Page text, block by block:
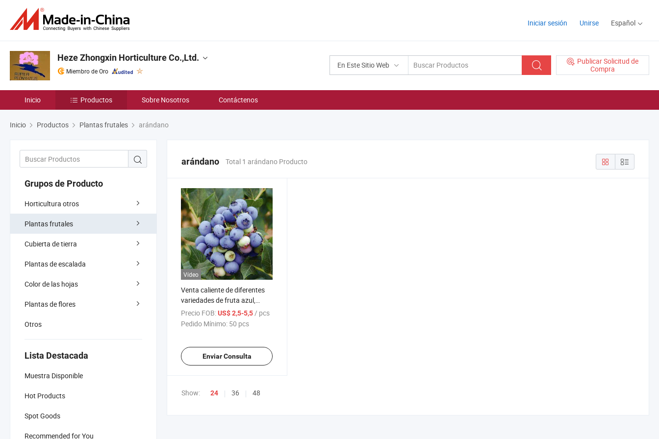
Iniciar sesión Unirse Español
En Este Sitio Web
Publicar Solicitud de
Compra
Heze Zhongxin Horticulture Co.,Ltd.
Miembro de Oro
Inicio Productos Sobre Nosotros Contáctenos
Inicio Productos Plantas frutales arándano
Grupos de Producto
Horticultura otros
Plantas frutales
Cubierta de tierra
Plantas de escalada
Color de las hojas
Plantas de flores
Otros
Lista Destacada
Muestra Disponible
Hot Products
Spot Goods
Recommended for You
arándano Total 1 arándano Producto
Vídeo
Venta caliente de diferentes
variedades de fruta azul,
plántula de arándano chino
Precio FOB:US$ 2,5-5,5/ pcs
Pedido Mínimo: 50 pcs
Enviar Consulta
Show: 24 36 48